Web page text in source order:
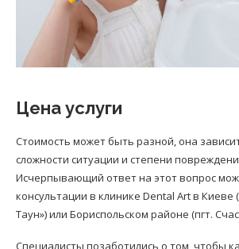
Цена услуги
Стоимость может быть разной, она
сложности ситуации и степени
Исчерпывающий ответ на этот вопрос
консультации в клинике Dental Art в
Таун») или Бориспольском районе (пгт.
Специалисты позаботились о том, чтобы